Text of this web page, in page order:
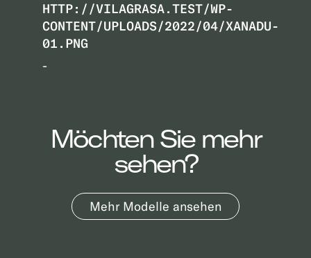
HTTP://VILAGRASA.TEST/WP-
CONTENT/UPLOADS/2022/04/XANADU-
01.PNG
-
Möchten Sie mehr
sehen?
Mehr Modelle ansehen